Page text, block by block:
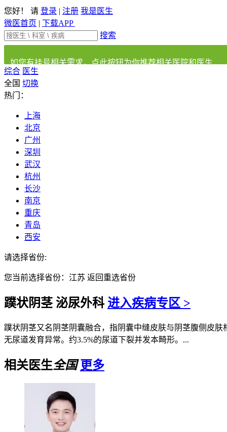
您好！ 请 登录 | 注册 我是医生
微医首页 | 下载APP
搜索
如您有挂号相关需求，点此按钮为你推荐相关医院和医生
综合 医生
全国 切换
热门：
上海
北京
广州
深圳
武汉
杭州
长沙
南京
重庆
青岛
西安
请选择省份:
您当前选择省份： 江苏 返回重选省份
蹼状阴茎 泌尿外科 进入疾病专区 >
蹼状阴茎又名阴茎阴囊融合，指阴囊中缝皮肤与阴茎腹侧皮
无尿道发育异常。约3.5%的尿道下裂并发本畸形。...
相关医生全国 更多